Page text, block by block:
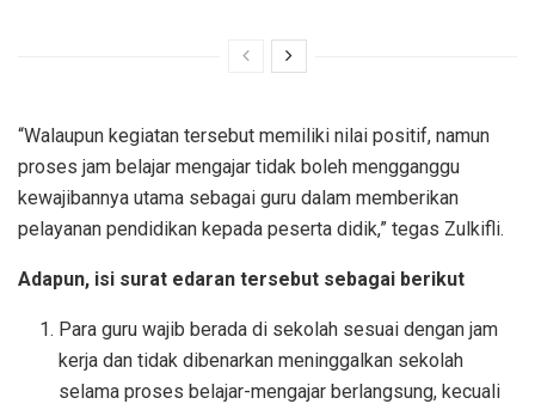
“Walaupun kegiatan tersebut memiliki nilai positif, namun
proses jam belajar mengajar tidak boleh mengganggu
kewajibannya utama sebagai guru dalam memberikan
pelayanan pendidikan kepada peserta didik,” tegas Zulkifli.
Adapun, isi surat edaran tersebut sebagai berikut
Para guru wajib berada di sekolah sesuai dengan jam
kerja dan tidak dibenarkan meninggalkan sekolah
selama proses belajar-mengajar berlangsung, kecuali